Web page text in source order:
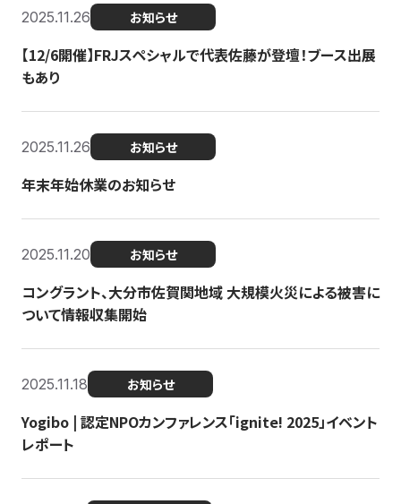
2025.11.26 お知らせ
【12/6開催】FRJスペシャルで代表佐藤が登壇！ブース出展
もあり
2025.11.26 お知らせ
年末年始休業のお知らせ
2025.11.20 お知らせ
コングラント、大分市佐賀関地域 大規模火災による被害に
ついて情報収集開始
2025.11.18 お知らせ
Yogibo | 認定NPOカンファレンス「ignite! 2025」イベント
レポート